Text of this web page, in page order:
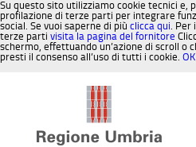
Su questo sito utilizziamo cookie tecnici e,
profilazione di terze parti per integrare
social. Se vuoi saperne di più clicca qui. Per
terze parti visita la pagina del fornitore
schermo, effettuando un’azione di scroll o
presti il consenso all’uso di tutti i cookie. OK